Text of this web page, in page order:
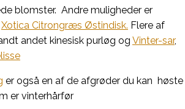
blomster. Andre muligheder er
Xotica Citrongræs Østindisk. Flere af
andet kinesisk purløg og Vinter-sar,
er også en af de afgrøder du kan høste
er vinterhårfør